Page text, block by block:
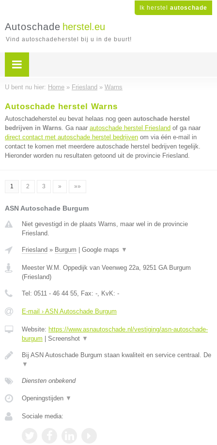
Ik herstel autoschade
Autoschade herstel.eu
Vind autoschadeherstel bij u in de buurt!
U bent nu hier: Home » Friesland » Warns
Autoschade herstel Warns
Autoschadeherstel.eu bevat helaas nog geen autoschade herstel
bedrijven in Warns. Ga naar autoschade herstel Friesland of ga naar
direct contact met autoschade herstel bedrijven om via één e-mail in
contact te komen met meerdere autoschade herstel bedrijven tegelijk.
Hieronder worden nu resultaten getoond uit de provincie Friesland.
1 2 3 » »»
ASN Autoschade Burgum
Niet gevestigd in de plaats Warns, maar wel in de provincie
Friesland.
Friesland » Burgum Google maps ▼
Meester W.M. Oppedijk van Veenweg 22a, 9251 GA Burgum
(Friesland)
Tel: 0511 - 46 44 55, Fax: -, KvK: -
E-mail › ASN Autoschade Burgum
Website: https://www.asnautoschade.nl/vestiging/asn-autoschade-
burgum
Screenshot ▼
Bij ASN Autoschade Burgum staan kwaliteit en service centraal. De
▼
Diensten onbekend
Openingstijden ▼
Sociale media: